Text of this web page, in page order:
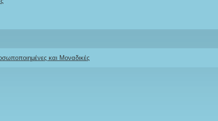
και Μοναδικές